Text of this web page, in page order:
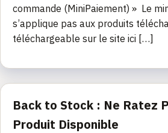
commande (MiniPaiement) » Le
s’applique pas aux produits
téléchargeable sur le site ici […]
Back to Stock : Ne Ratez
Produit Disponible